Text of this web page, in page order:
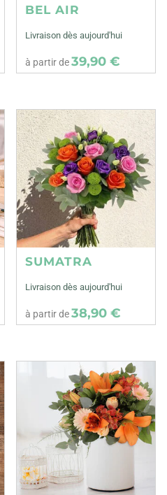
BEL AIR
Livraison dès aujourd'hui
à partir de39,90 €
SUMATRA
Livraison dès aujourd'hui
à partir de38,90 €